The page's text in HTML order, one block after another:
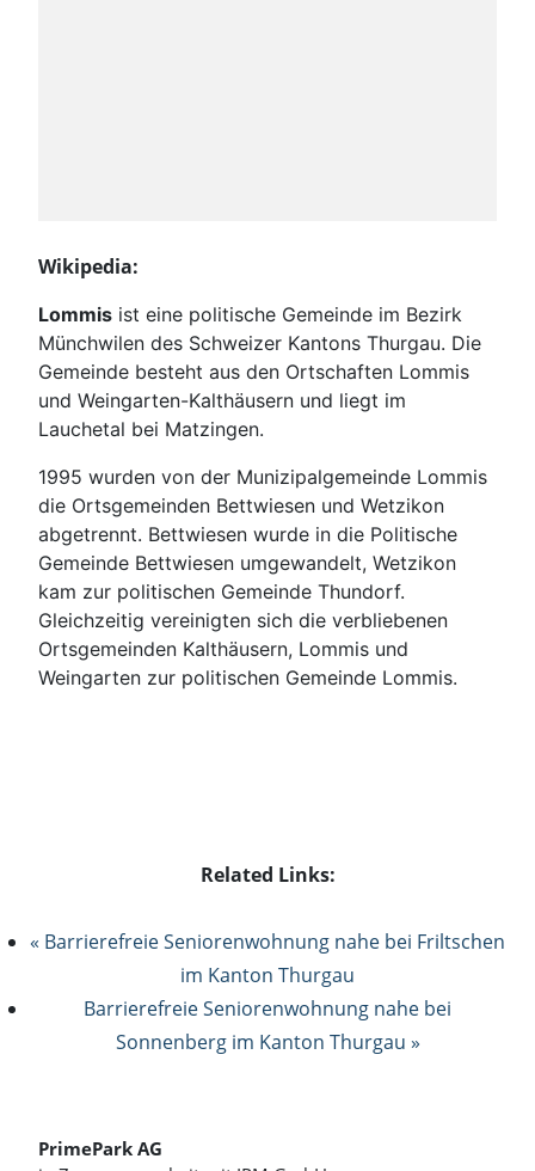
Wikipedia:
Lommis ist eine politische Gemeinde im Bezirk
Münchwilen des Schweizer Kantons Thurgau. Die
Gemeinde besteht aus den Ortschaften Lommis
und Weingarten-Kalthäusern und liegt im
Lauchetal bei Matzingen.
1995 wurden von der Munizipalgemeinde Lommis
die Ortsgemeinden Bettwiesen und Wetzikon
abgetrennt. Bettwiesen wurde in die Politische
Gemeinde Bettwiesen umgewandelt, Wetzikon
kam zur politischen Gemeinde Thundorf.
Gleichzeitig vereinigten sich die verbliebenen
Ortsgemeinden Kalthäusern, Lommis und
Weingarten zur politischen Gemeinde Lommis.
Related Links:
« Barrierefreie Seniorenwohnung nahe bei Friltschen
im Kanton Thurgau
Barrierefreie Seniorenwohnung nahe bei
Sonnenberg im Kanton Thurgau »
PrimePark AG